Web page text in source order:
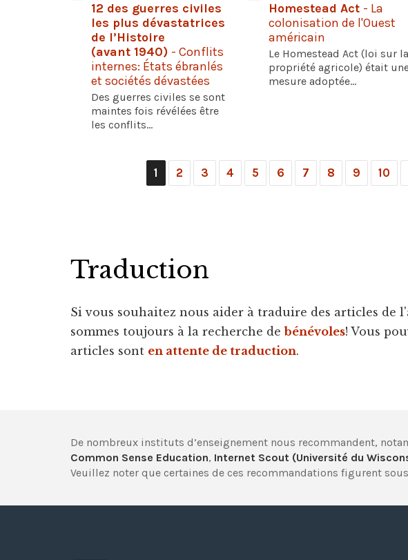
12 des guerres civiles
les plus dévastatrices
de l’Histoire
(avant 1940) - Conflits
internes: États ébranlés
et sociétés dévastées
Des guerres civiles se sont
maintes fois révélées être
les conflits...
Homestead Act - La
colonisation de l'Ouest
américain
Le Homestead Act (loi sur la
propriété agricole) était
mesure adoptée...
1 2 3 4 5 6 7 8 9 10
Traduction
Si vous souhaitez nous aider à traduire des articles de
sommes toujours à la recherche debénévoles! Vous
articles sont en attente de traduction.
De nombreux instituts d’enseignement nous recommandent,
Common Sense Education, Internet Scout (Université du
Veuillez noter que certaines de ces recommandations figurent